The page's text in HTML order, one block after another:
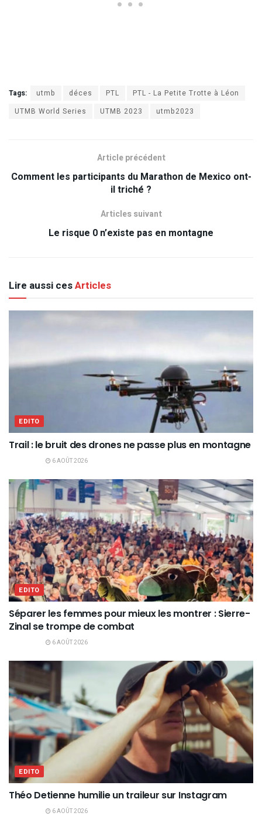
Tags: utmb déces PTL
PTL - La Petite Trotte à Léon
UTMB World Series
UTMB 2023 utmb2023
Article précédent
Comment les participants du Marathon de Mexico ont-
il triché ?
Articles suivant
Le risque 0 n’existe pas en montagne
Lire aussi cesArticles
EDITO
Trail : le bruit des drones ne passe plus en montagne
6 AOÛT 2026
EDITO
Séparer les femmes pour mieux les montrer : Sierre-
Zinal se trompe de combat
6 AOÛT 2026
EDITO
Théo Detienne humilie un traileur sur Instagram
6 AOÛT 2026